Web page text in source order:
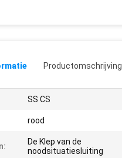
Productomschrijving
SS CS
rood
De Klep van de
noodsituatiesluiting